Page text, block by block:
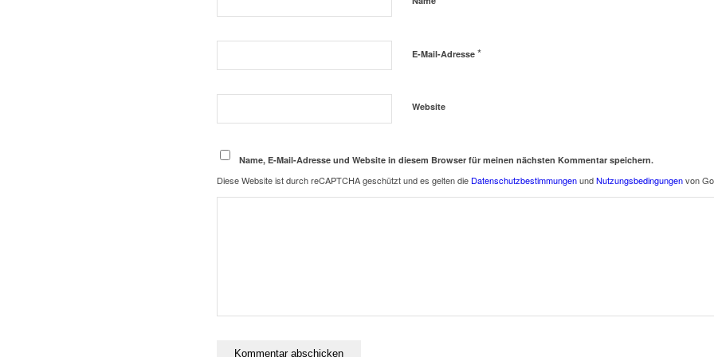
E-Mail-Adresse *
Website
Name, E-Mail-Adresse und Website in diesem Browser für meinen nächsten Kommentar speichern.
Diese Website ist durch reCAPTCHA geschützt und es gelten die DatenschutzbestimmungenundNutzungsbedingungenvon